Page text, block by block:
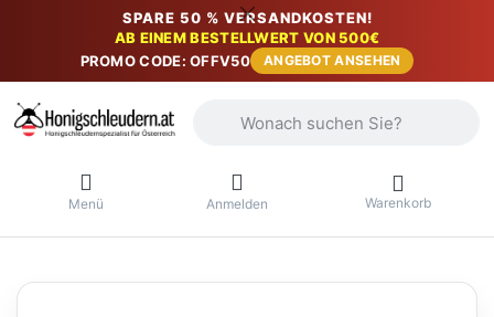
SPARE 50 % VERSANDKOSTEN!
AB EINEM BESTELLWERT VON 500€
PROMO CODE: OFFV50
ANGEBOT ANSEHEN
Menü Anmelden Warenkorb